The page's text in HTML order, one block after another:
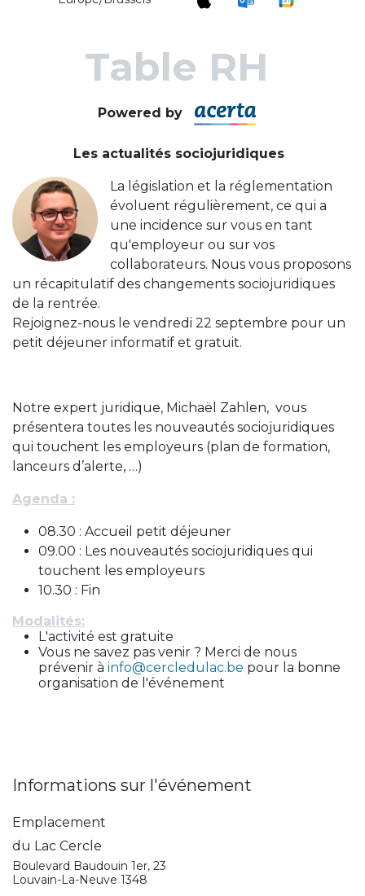
Table RH
Powered by
Les actualités sociojuridiques
La législation et la réglementation
évoluent régulièrement, ce qui a
une incidence sur vous en tant
qu'employeur ou sur vos
collaborateurs. Nous vous proposons
un récapitulatif des changements sociojuridiques
de la rentrée.
Rejoignez-nous le vendredi 22 septembre pour un
petit déjeuner informatif et gratuit.
Notre expert juridique, Michaël Zahlen, vous
présentera toutes les nouveautés sociojuridiques
qui touchent les employeurs (plan de formation,
lanceurs d’alerte, …)
Agenda :
08.30 : Accueil petit déjeuner
09.00 : Les nouveautés sociojuridiques qui
touchent les employeurs
10.30 : Fin
Modalités:
L'activité est gratuite
Vous ne savez pas venir ? Merci de nous
prévenir à info@cercledulac.be pour la bonne
organisation de l'événement
Informations sur l'événement
Emplacement
du Lac Cercle
Boulevard Baudouin 1er, 23
Louvain-La-Neuve 1348